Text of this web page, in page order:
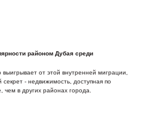
районом Дубая среди
от этой внутренней миграции,
секрет - недвижимость, доступная по
в других районах города.